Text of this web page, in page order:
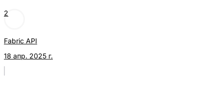
2
Fabric API
18 апр. 2025 г.